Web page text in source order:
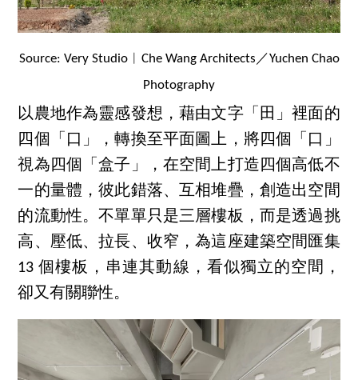
Source: Very Studio︱Che Wang Architects／Yuchen Chao
Photography
以農地作為靈感發想，藉由文字「田」裡面的
四個「口」，轉換至平面圖上，將四個「口」
視為四個「盒子」，在空間上打造四個高低不
一的量體，彼此錯落、互相堆疊，創造出空間
的流動性。不單單只是三層樓板，而是透過挑
高、壓低、拉長、收窄，為這座建築空間匯集
13 個樓板，串連其動線，看似獨立的空間，
卻又有關聯性。